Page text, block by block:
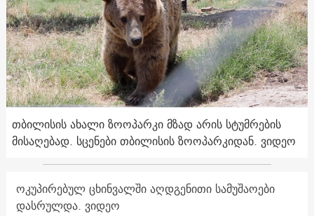
თბილისის ახალი ზოოპარკი მზად არის სტუმრების
მისაღებად. სცენები თბილისის ზოოპარკიდან. ვიდეო
ოკუპირებულ ცხინვალში აღდგენითი სამუშაოები
დასრულდა. ვიდეო